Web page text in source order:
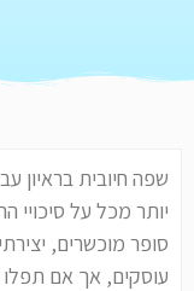
שפה חיובית בראיון
יותר מכל על סיכויי
סופר מוכשרים,
עוסקים, אך אם